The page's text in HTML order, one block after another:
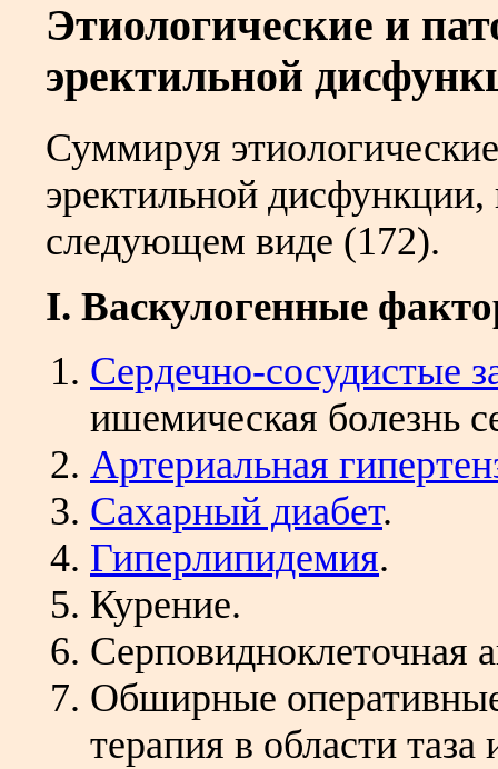
Этиологические и
эректильной
Суммируя
эректильной
следующем виде (172).
I. Васкулогенные
Сердечно-сосудистые
ишемическая болезнь
Артериальная
Сахарный диабет.
Гиперлипидемия.
Курение.
Серповидноклеточная
Обширные
терапия в области